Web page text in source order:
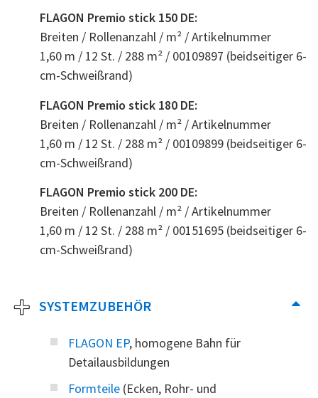
FLAGON Premio stick 150 DE:
Breiten / Rollenanzahl / m² / Artikelnummer
1,60 m / 12 St. / 288 m² / 00109897 (beidseitiger 6-
cm-Schweißrand)
FLAGON Premio stick 180 DE:
Breiten / Rollenanzahl / m² / Artikelnummer
1,60 m / 12 St. / 288 m² / 00109899 (beidseitiger 6-
cm-Schweißrand)
FLAGON Premio stick 200 DE:
Breiten / Rollenanzahl / m² / Artikelnummer
1,60 m / 12 St. / 288 m² / 00151695 (beidseitiger 6-
cm-Schweißrand)
SYSTEMZUBEHÖR
FLAGON EP, homogene Bahn für
Detailausbildungen
Formteile (Ecken, Rohr- und